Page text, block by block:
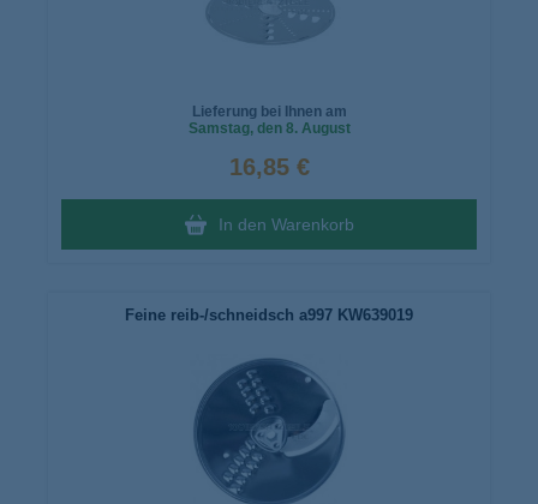
Lieferung bei Ihnen am
Samstag, den 8. August
16,85 €
In den Warenkorb
Feine reib-/schneidsch a997 KW639019